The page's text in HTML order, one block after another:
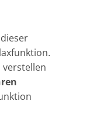
verstellen